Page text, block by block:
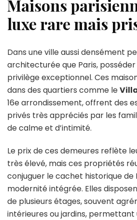
Maisons
luxe rare mais
Dans une ville aussi densément
architecturée que Paris,
privilège exceptionnel. Ces
dans des quartiers comme le
16e arrondissement, offrent des
privés très appréciés par les
de calme et d’intimité.
Le prix de ces demeures reflète
très élevé, mais ces propriétés
conjuguer le cachet historique de
modernité intégrée. Elles
de plusieurs étages, souvent
intérieures ou jardins, permettant